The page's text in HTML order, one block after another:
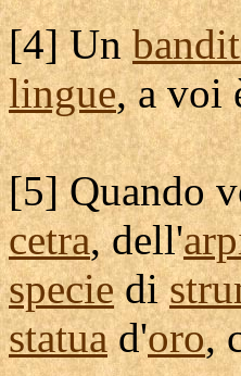
[4] Un
lingue, a voi
[5] Quando
cetra, dell'
speciedi
statuad'oro,